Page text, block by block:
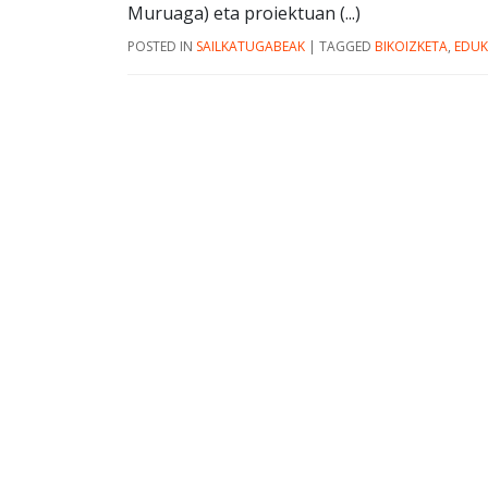
Muruaga) eta proiektuan (...)
POSTED IN SAILKATUGABEAK | TAGGED BIKOIZKETA,